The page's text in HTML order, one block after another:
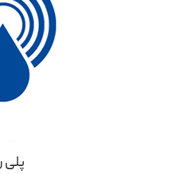
پلی ران